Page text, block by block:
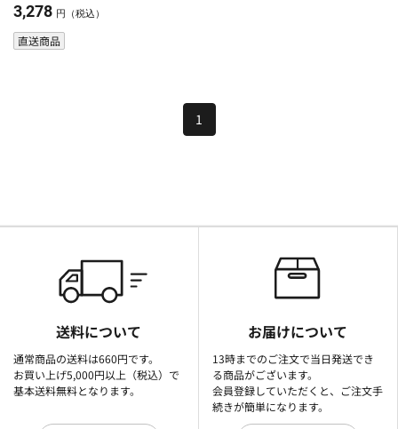
3,278 円（税込）
直送商品
1
送料について
通常商品の送料は660円です。
お買い上げ5,000円以上（税込）で
基本送料無料となります。
お届けについて
13時までのご注文で当日発送でき
る商品がございます。
会員登録していただくと、ご注文手
続きが簡単になります。